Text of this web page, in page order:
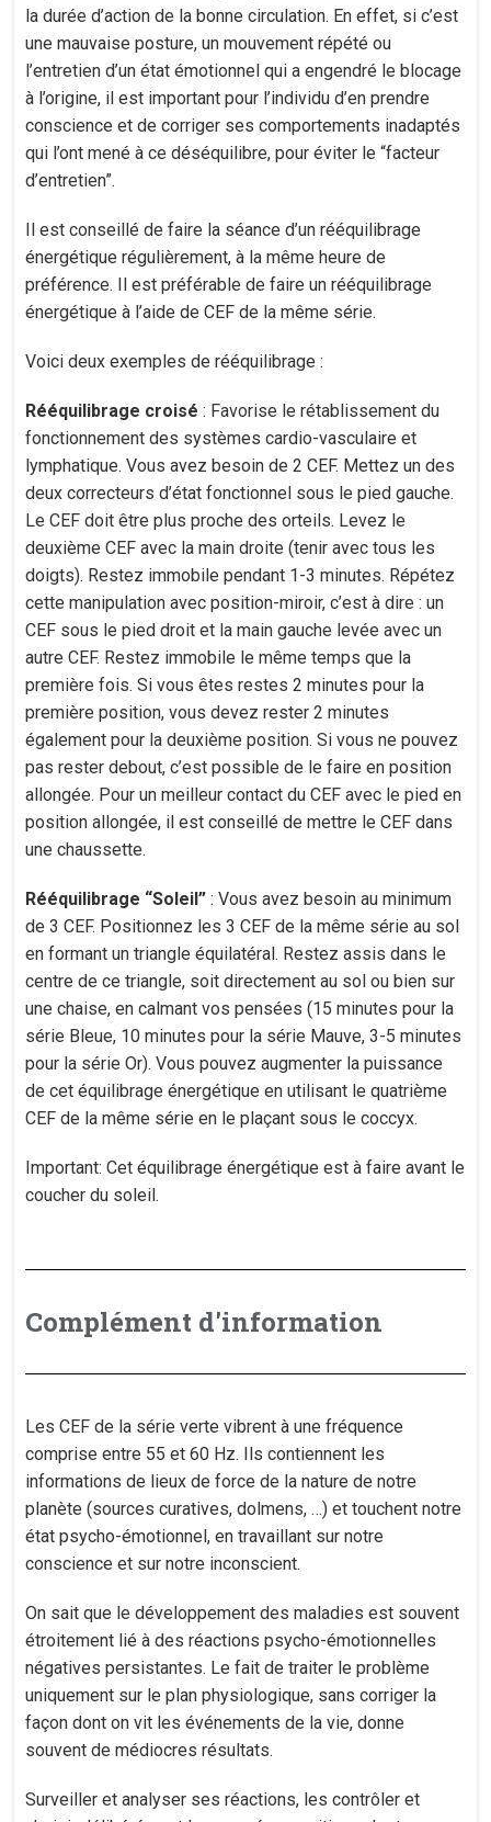
la durée d’action de la bonne circulation. En effet, si c’est
une mauvaise posture, un mouvement répété ou
l’entretien d’un état émotionnel qui a engendré le blocage
à l’origine, il est important pour l’individu d’en prendre
conscience et de corriger ses comportements inadaptés
qui l’ont mené à ce déséquilibre, pour éviter le “facteur
d’entretien”.
Il est conseillé de faire la séance d’un rééquilibrage
énergétique régulièrement, à la même heure de
préférence. Il est préférable de faire un rééquilibrage
énergétique à l’aide de CEF de la même série.
Voici deux exemples de rééquilibrage :
Rééquilibrage croisé : Favorise le rétablissement du
fonctionnement des systèmes cardio-vasculaire et
lymphatique. Vous avez besoin de 2 CEF. Mettez un des
deux correcteurs d’état fonctionnel sous le pied gauche.
Le CEF doit être plus proche des orteils. Levez le
deuxième CEF avec la main droite (tenir avec tous les
doigts). Restez immobile pendant 1-3 minutes. Répétez
cette manipulation avec position-miroir, c’est à dire : un
CEF sous le pied droit et la main gauche levée avec un
autre CEF. Restez immobile le même temps que la
première fois. Si vous êtes restes 2 minutes pour la
première position, vous devez rester 2 minutes
également pour la deuxième position. Si vous ne pouvez
pas rester debout, c’est possible de le faire en position
allongée. Pour un meilleur contact du CEF avec le pied en
position allongée, il est conseillé de mettre le CEF dans
une chaussette.
Rééquilibrage “Soleil” : Vous avez besoin au minimum
de 3 CEF. Positionnez les 3 CEF de la même série au sol
en formant un triangle équilatéral. Restez assis dans le
centre de ce triangle, soit directement au sol ou bien sur
une chaise, en calmant vos pensées (15 minutes pour la
série Bleue, 10 minutes pour la série Mauve, 3-5 minutes
pour la série Or). Vous pouvez augmenter la puissance
de cet équilibrage énergétique en utilisant le quatrième
CEF de la même série en le plaçant sous le coccyx.
Important: Cet équilibrage énergétique est à faire avant le
coucher du soleil.
Complément d'information
Les CEF de la série verte vibrent à une fréquence
comprise entre 55 et 60 Hz. Ils contiennent les
informations de lieux de force de la nature de notre
planète (sources curatives, dolmens, …) et touchent notre
état psycho-émotionnel, en travaillant sur notre
conscience et sur notre inconscient.
On sait que le développement des maladies est souvent
étroitement lié à des réactions psycho-émotionnelles
négatives persistantes. Le fait de traiter le problème
uniquement sur le plan physiologique, sans corriger la
façon dont on vit les événements de la vie, donne
souvent de médiocres résultats.
Surveiller et analyser ses réactions, les contrôler et